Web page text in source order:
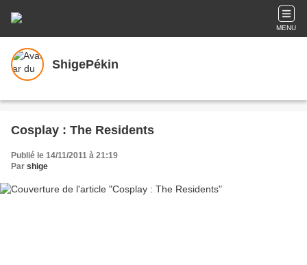
MENU
ShigePékin
Cosplay : The Residents
Publié le 14/11/2011 à 21:19
Par shige